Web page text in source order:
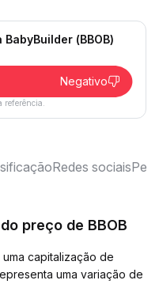
(BBOB)
Negativo
referência.
Redes sociais
preço de BBOB
capitalização de
uma variação de